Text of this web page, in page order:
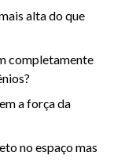
alta do que
completamente
a força da
no espaço mas